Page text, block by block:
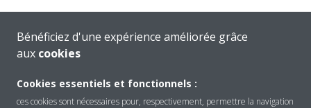
Produits
Bénéficiez d'une expérience améliorée grâce
aux cookies
Cookies essentiels et fonctionnels :
ces cookies sont nécessaires pour, respectivement, permettre la navigation